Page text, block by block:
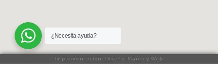
¿Necesita ayuda?
Implementación: Diseño, Marca y Web